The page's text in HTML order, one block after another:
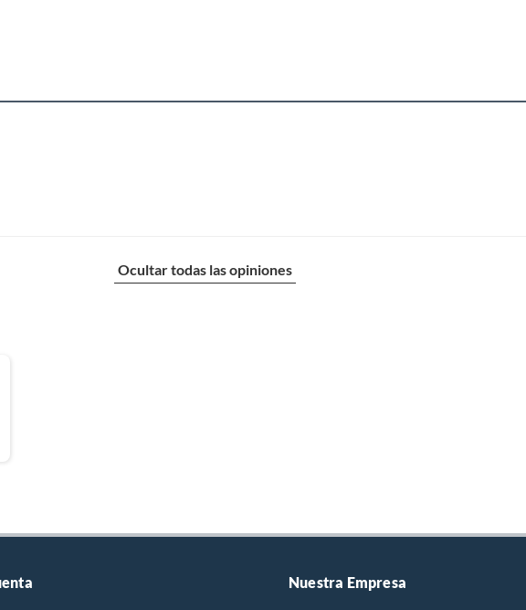
Ocultar todas las opiniones
Nuestra Empresa